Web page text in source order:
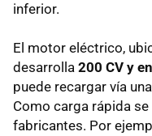
inferior.
El motor eléctrico,
desarrolla 200 CV y
puede recargar vía
Como carga rápida
fabricantes. Por